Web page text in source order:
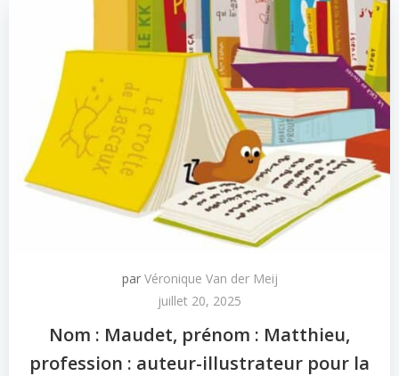
par Véronique Van der Meij
juillet 20, 2025
Nom : Maudet, prénom : Matthieu,
profession : auteur-illustrateur pour la